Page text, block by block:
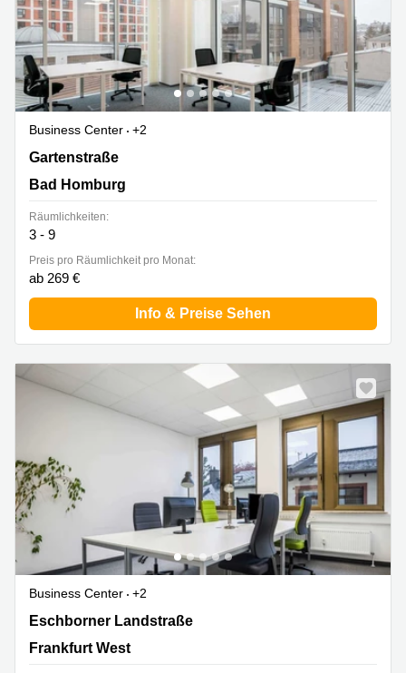
Business Center
+2
Gartenstraße 25-29, Bad Homburg
Gartenstraße
Bad Homburg
Räumlichkeiten:
3 - 9
Preis pro Räumlichkeit pro Monat:
ab 269 €
Info & Preise Sehen
Business Center
+2
Eschborner Landstraße 42-50, Frankfurt West
Eschborner Landstraße
Frankfurt West